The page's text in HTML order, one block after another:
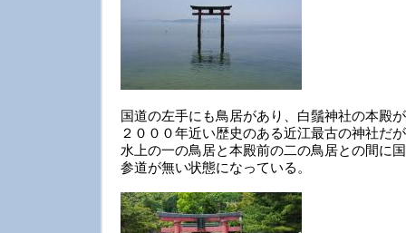
国道の左手にも鳥居があり、白鬚神社の本殿
２０００年近い歴史のある近江最古の神社だが
水上の一の鳥居と本殿前の二の鳥居との間に
参道が無い状態になっている。